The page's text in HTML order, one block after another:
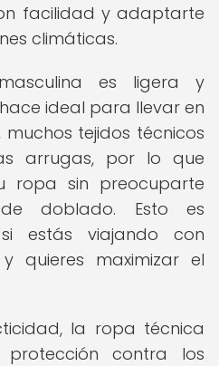
facilidad y adaptarte
climáticas.
es ligera y
ideal para llevar en
tejidos técnicos
arrugas, por lo que
ropa sin preocuparte
doblado. Esto es
estás viajando con
quieres maximizar el
la ropa técnica
contra los